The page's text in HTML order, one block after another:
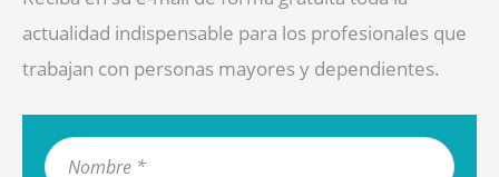
actualidad indispensable para los profesionales que
trabajan con personas mayores y dependientes.